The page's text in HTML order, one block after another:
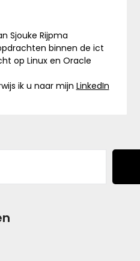
Sjouke Rijpma
binnen de ict
op Linux en Oracle
ik u naar mijn LinkedIn